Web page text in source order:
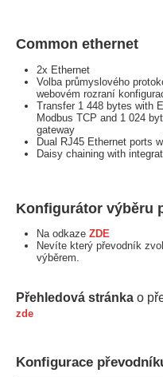
Common ethernet
2x Ethernet
Volba průmyslového
webovém rozraní
Transfer 1 448 bytes with
Modbus TCP and 1 024
gateway
Dual RJ45 Ethernet ports
Daisy chaining with
Konfigurátor výběru
Na odkazeZDE
Nevíte který převodník
výběrem.
Přehledová stránka o
zde
Konfigurace